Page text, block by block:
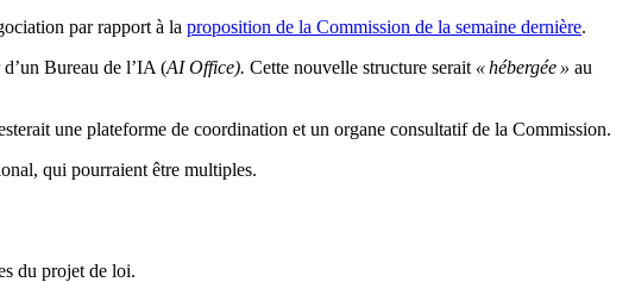
par rapport à la proposition de la Commission de la semaine dernière.
Bureau de l’IA (AI Office). Cette nouvelle structure serait « hébergée » au
une plateforme de coordination et un organe consultatif de la Commission.
qui pourraient être multiples.
du projet de loi.